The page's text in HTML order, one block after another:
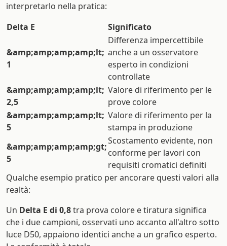
interpretarlo nella pratica:
Delta E
Significato
&amp;amp;amp;amp;lt;
1
Differenza impercettibile
anche a un osservatore
esperto in condizioni
controllate
&amp;amp;amp;amp;lt;
2,5
Valore di riferimento per le
prove colore
&amp;amp;amp;amp;lt;
5
Valore di riferimento per la
stampa in produzione
&amp;amp;amp;amp;gt;
5
Scostamento evidente, non
conforme per lavori con
requisiti cromatici definiti
Qualche esempio pratico per ancorare questi valori alla
realtà:
Un Delta E di 0,8tra prova colore e tiratura significa
che i due campioni, osservati uno accanto all'altro sotto
luce D50, appaiono identici anche a un grafico esperto.